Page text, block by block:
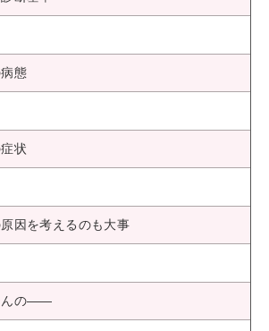
態
状
因を考えるのも大事
んの――